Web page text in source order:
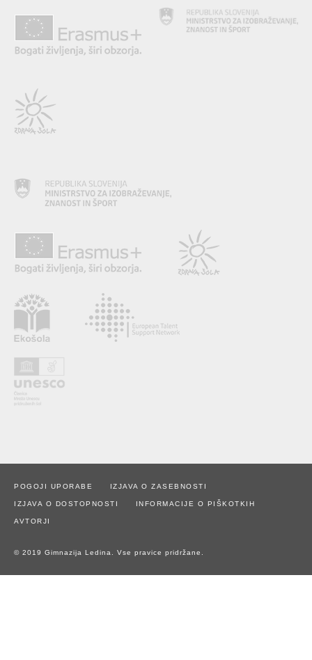
POGOJI UPORABE IZJAVA O ZASEBNOSTI
IZJAVA O DOSTOPNOSTI INFORMACIJE O PIŠKOTKIH
AVTORJI
© 2019 Gimnazija Ledina. Vse pravice pridržane.